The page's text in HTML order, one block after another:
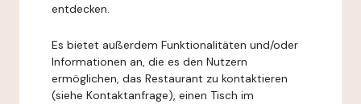
entdecken.
Es bietet außerdem Funktionalitäten und/oder
Informationen an, die es den Nutzern
ermöglichen, das Restaurant zu kontaktieren
(siehe Kontaktanfrage), einen Tisch im